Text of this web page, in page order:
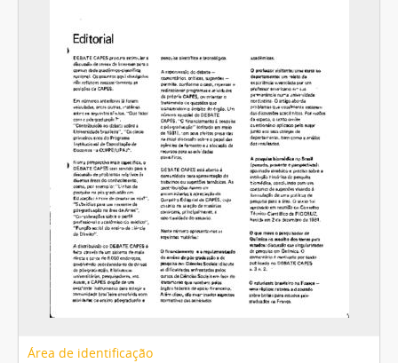
Área de identificação